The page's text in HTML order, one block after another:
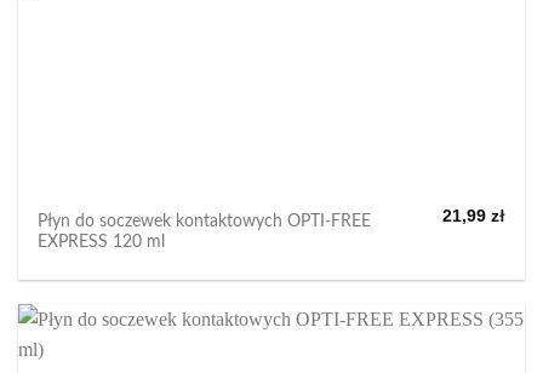
Płyn do soczewek kontaktowych OPTI-FREE
EXPRESS 120 ml
21,99 zł